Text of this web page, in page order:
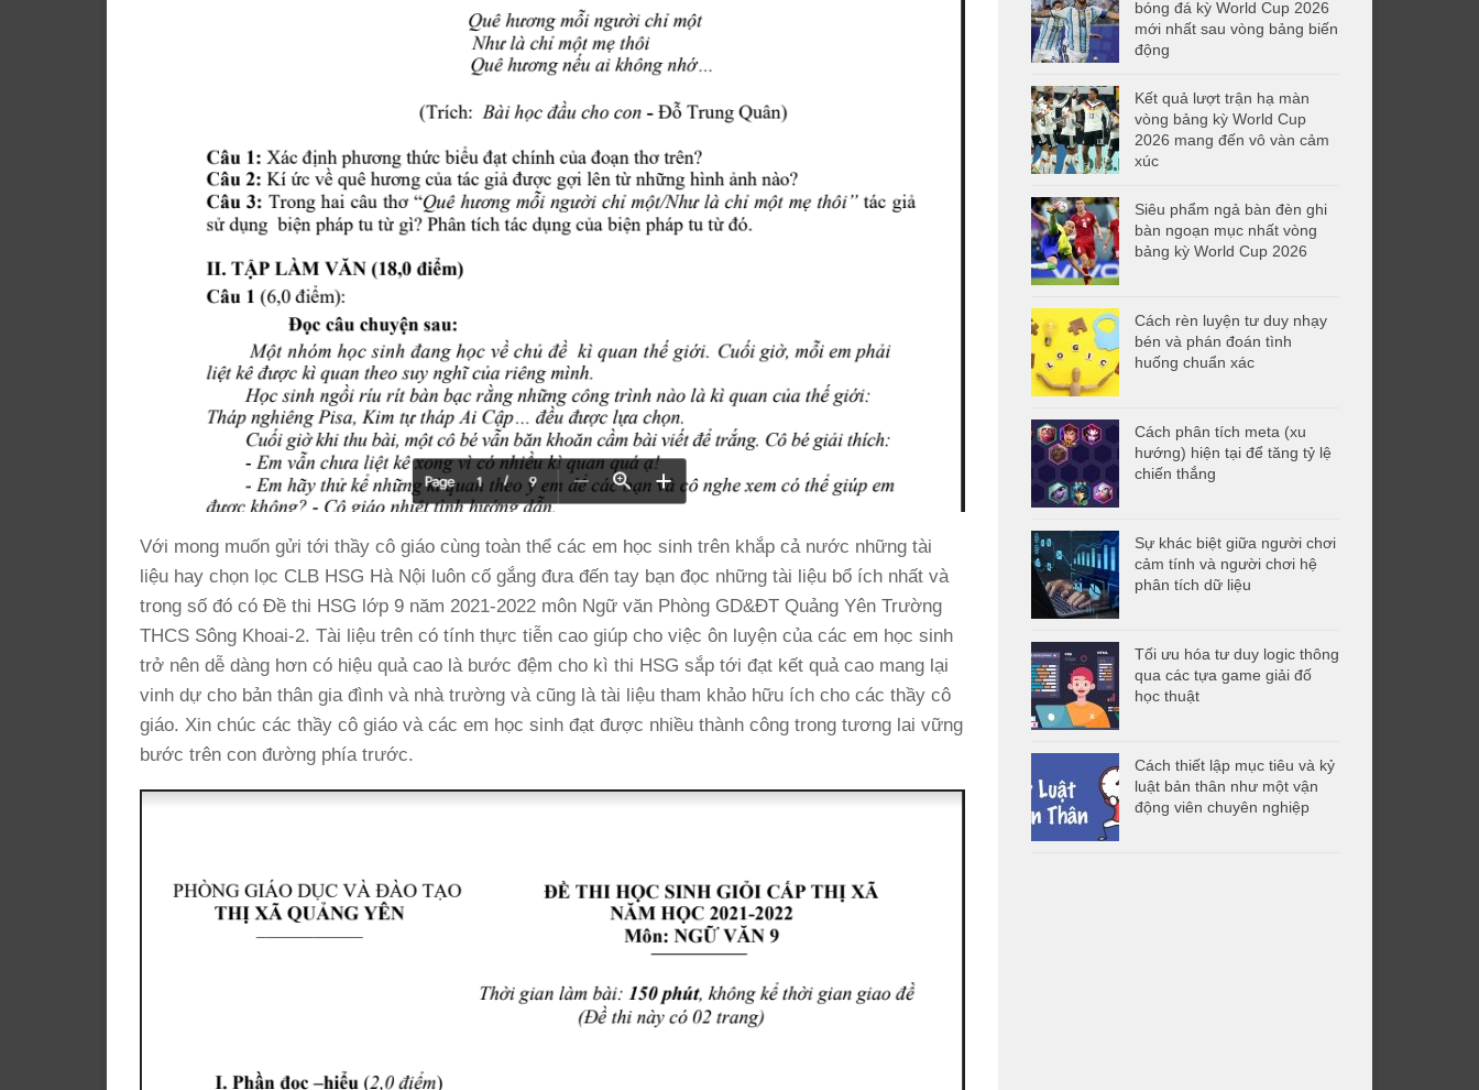
Với mong muốn gửi tới thầy cô giáo cùng toàn thể các em học sinh trên khắp cả nước những tài
liệu hay chọn lọc CLB HSG Hà Nội luôn cố gắng đưa đến tay bạn đọc những tài liệu bổ ích nhất và
trong số đó có Đề thi HSG lớp 9 năm 2021-2022 môn Ngữ văn Phòng GD&ĐT Quảng Yên Trường
THCS Sông Khoai-2. Tài liệu trên có tính thực tiễn cao giúp cho việc ôn luyện của các em học sinh
trở nên dễ dàng hơn có hiệu quả cao là bước đệm cho kì thi HSG sắp tới đạt kết quả cao mang lại
vinh dự cho bản thân gia đình và nhà trường và cũng là tài liệu tham khảo hữu ích cho các thầy cô
giáo. Xin chúc các thầy cô giáo và các em học sinh đạt được nhiều thành công trong tương lai vững
bước trên con đường phía trước.
bóng đá kỳ World Cup 2026
mới nhất sau vòng bảng biến
động
Kết quả lượt trận hạ màn
vòng bảng kỳ World Cup
2026 mang đến vô vàn cảm
xúc
Siêu phẩm ngả bàn đèn ghi
bàn ngoạn mục nhất vòng
bảng kỳ World Cup 2026
Cách rèn luyện tư duy nhạy
bén và phán đoán tình
huống chuẩn xác
Cách phân tích meta (xu
hướng) hiện tại để tăng tỷ lệ
chiến thắng
Sự khác biệt giữa người chơi
cảm tính và người chơi hệ
phân tích dữ liệu
Tối ưu hóa tư duy logic thông
qua các tựa game giải đố
học thuật
Cách thiết lập mục tiêu và kỷ
luật bản thân như một vận
động viên chuyên nghiệp